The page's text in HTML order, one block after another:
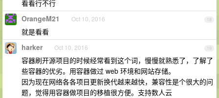
看看行不行
18
OrangeM21 Oct 10, 2016
就是看看
19
harker Oct 10, 2016
容器刷开源项目的时候经常看到这个词，慢慢就熟悉了，了解了
些容器的优劣。用容器做过 web 环境和网站存储。
因为现在网络各各项目更新换代越来越快，兼容性是个很大的问
题，觉得用容器做项目的移植很方便。支持数人云